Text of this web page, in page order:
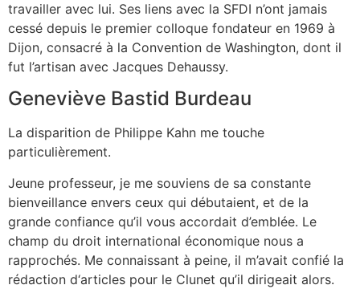
travailler avec lui. Ses liens avec la SFDI n’ont jamais
cessé depuis le premier colloque fondateur en 1969 à
Dijon, consacré à la Convention de Washington, dont il
fut l’artisan avec Jacques Dehaussy.
Geneviève Bastid Burdeau
La disparition de Philippe Kahn me touche
particulièrement.
Jeune professeur, je me souviens de sa constante
bienveillance envers ceux qui débutaient, et de la
grande confiance qu’il vous accordait d’emblée. Le
champ du droit international économique nous a
rapprochés. Me connaissant à peine, il m’avait confié la
rédaction d‘articles pour le Clunet qu’il dirigeait alors.